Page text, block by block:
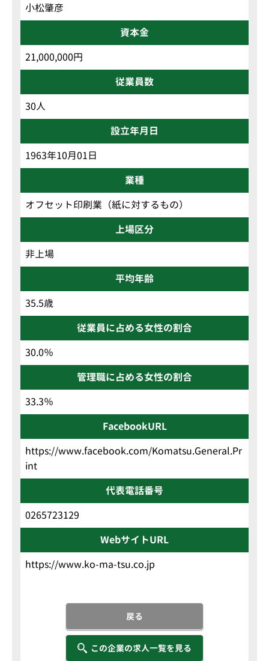
小松肇彦
資本金
21,000,000円
従業員数
30人
設立年月日
1963年10月01日
業種
オフセット印刷業（紙に対するもの）
上場区分
非上場
平均年齢
35.5歳
従業員に占める女性の割合
30.0％
管理職に占める女性の割合
33.3％
FacebookURL
https://www.facebook.com/Komatsu.General.Pr
int
代表電話番号
0265723129
WebサイトURL
https://www.ko-ma-tsu.co.jp
戻る
この企業の求人一覧を見る